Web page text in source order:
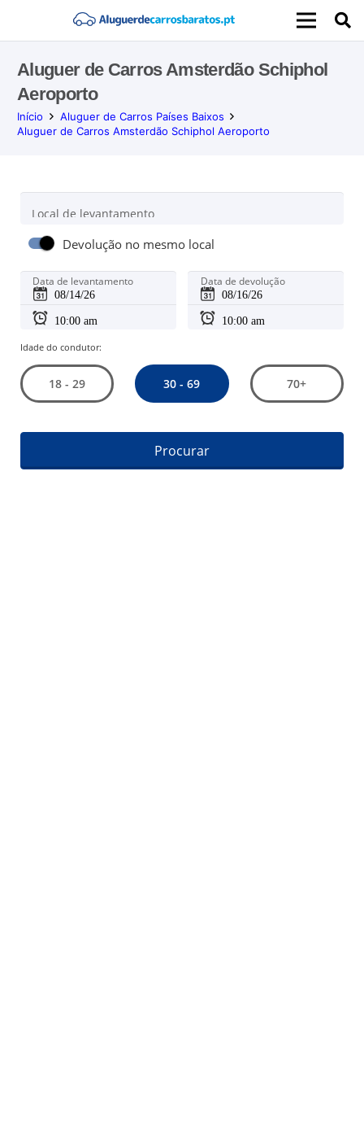
Aluguer de Carros Amsterdão Schiphol
Aeroporto
Início
Aluguer de Carros Países Baixos
Aluguer de Carros Amsterdão Schiphol Aeroporto
Local de levantamento
Devolução no mesmo local
Data de levantamento Data de devolução
Idade do condutor:
18 - 29 30 - 69 70+
Procurar